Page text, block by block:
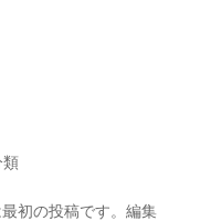
類
初の投稿です。編集